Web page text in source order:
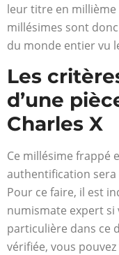
leur titre en millième
millésimes sont
du monde entier vu
Les
d’une
Charles X
Ce millésime frappé
authentification sera
Pour ce faire, il est
numismate expert si
particulière dans ce
vérifiée, vous